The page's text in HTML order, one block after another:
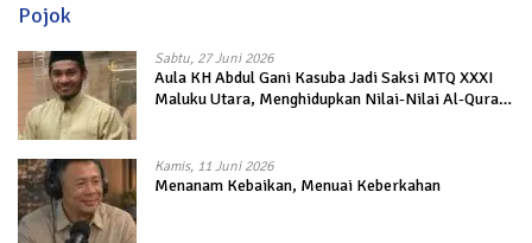
Pojok
Sabtu, 27 Juni 2026
Aula KH Abdul Gani Kasuba Jadi Saksi MTQ XXXI
Maluku Utara, Menghidupkan Nilai-Nilai Al-Quran
Kamis, 11 Juni 2026
Menanam Kebaikan, Menuai Keberkahan